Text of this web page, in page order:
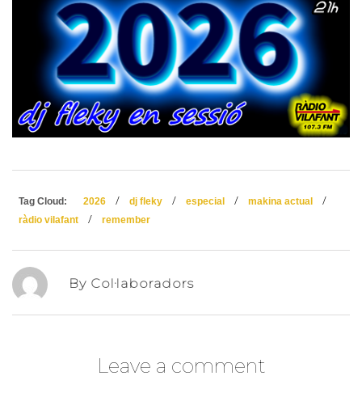
Tag Cloud: 2026 / dj fleky / especial / makina actual /
ràdio vilafant / remember
By Col·laboradors
Leave a comment